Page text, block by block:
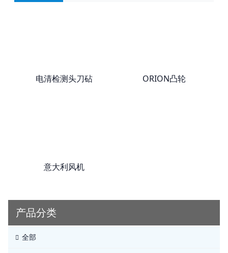
电清检测头刀砧 ORION凸轮
意大利风机
产品分类
全部